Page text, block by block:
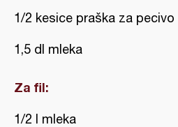
1/2 kesice praška za pecivo
1,5 dl mleka
Za fil:
1/2 l mleka